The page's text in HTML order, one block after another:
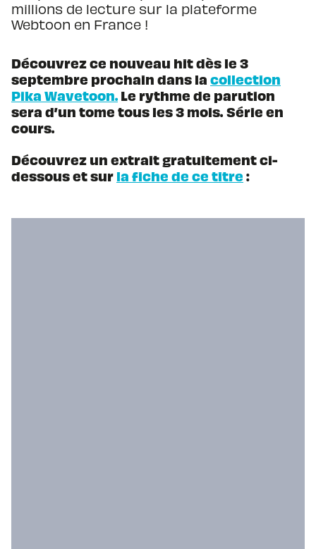
millions de lecture sur la plateforme
Webtoon en France !
Découvrez ce nouveau hit dès le 3
septembre prochain dans la collection
Pika Wavetoon. Le rythme de parution
sera d’un tome tous les 3 mois. Série en
cours.
Découvrez un extrait gratuitement ci-
dessous et sur la fiche de ce titre :